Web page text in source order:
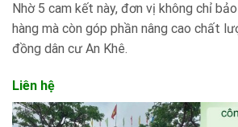
Nhờ 5 cam kết này, đơn vị không chỉ
hàng mà còn góp phần nâng cao chất
đồng dân cư An Khê.
Liên hệ